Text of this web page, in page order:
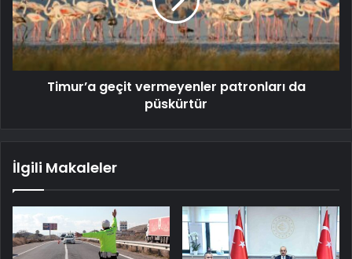
Timur’a geçit vermeyenler patronları da
püskürtür
İlgili Makaleler